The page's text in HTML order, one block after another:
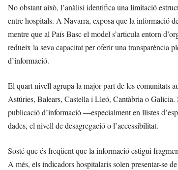
No obstant això, l’anàlisi identifica una limitació
entre hospitals. A Navarra, exposa que la informació
mentre que al País Basc el model s’articula entorn
redueix la seva capacitat per oferir una transparència
d’informació.
El quart nivell agrupa la major part de les comunitats
Astúries, Balears, Castella i Lleó, Cantàbria o
publicació d’informació —especialment en llistes
dades, el nivell de desagregació o l’accessibilitat.
Sosté que és freqüent que la informació estigui
A més, els indicadors hospitalaris solen presentar-se